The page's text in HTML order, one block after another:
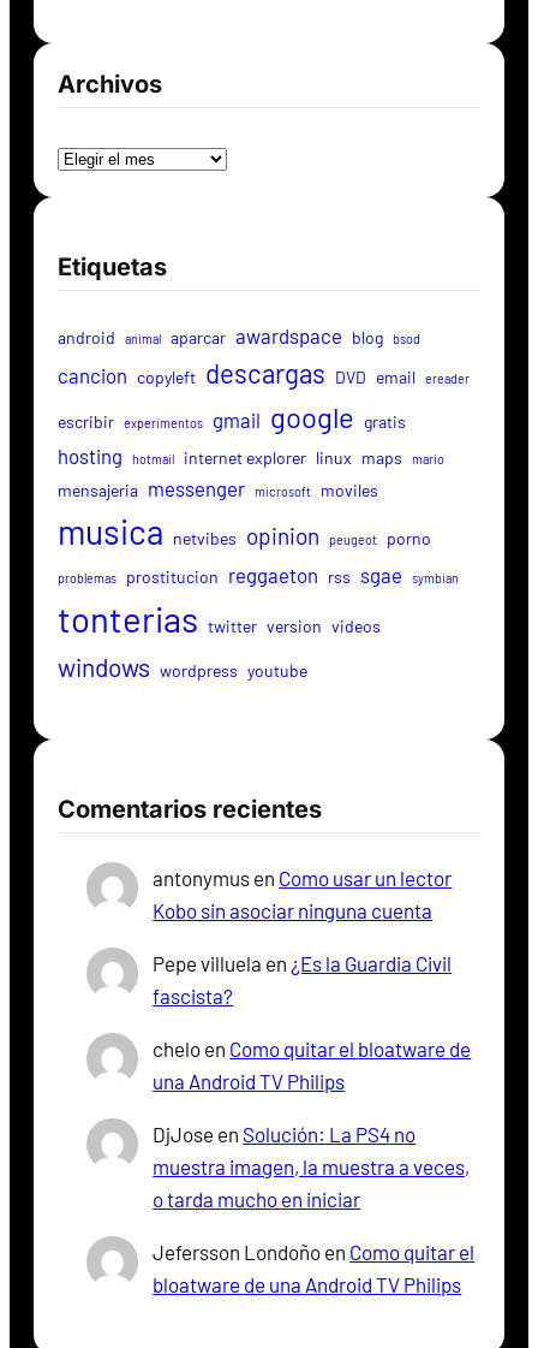
Archivos
Etiquetas
android animal aparcar awardspace blog bsod
cancion copyleft descargas DVD email ereader
escribir experimentos gmail google gratis
hosting hotmail internet explorer linux maps mario
mensajeria messenger microsoft moviles
musica netvibes opinion peugeot porno
problemas prostitucion reggaeton rss sgae symbian
tonterias twitter version videos
windows wordpress youtube
Comentarios recientes
antonymus en Como usar un lector
Kobo sin asociar ninguna cuenta
Pepe villuela en ¿Es la Guardia Civil
fascista?
chelo en Como quitar el bloatware de
una Android TV Philips
DjJose en Solución: La PS4 no
muestra imagen, la muestra a veces,
o tarda mucho en iniciar
Jefersson Londoño en Como quitar el
bloatware de una Android TV Philips